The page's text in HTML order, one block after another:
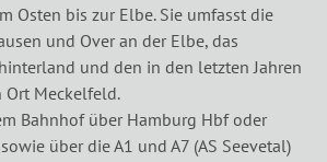
Osten bis zur Elbe. Sie umfasst die
und Over an der Elbe, das
und den in den letzten Jahren
Ort Meckelfeld.
Bahnhof über Hamburg Hbf oder
über die A1 und A7 (AS Seevetal)